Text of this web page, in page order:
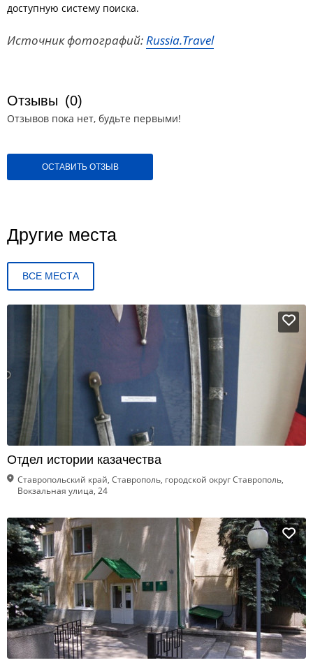
доступную систему поиска.
Источник фотографий:Russia.Travel
Отзывы (0)
Отзывов пока нет, будьте первыми!
ОСТАВИТЬ ОТЗЫВ
Другие места
ВСЕ МЕСТА
Отдел истории казачества
Ставропольский край, Ставрополь, городской округ Ставрополь,
Вокзальная улица, 24